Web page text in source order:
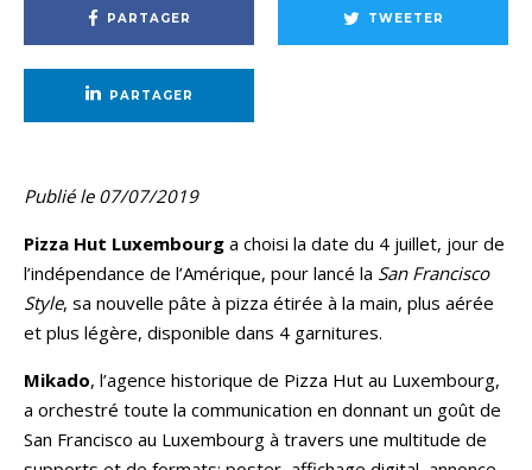
PARTAGER TWEETER
PARTAGER
Publié le 07/07/2019
Pizza Hut Luxembourg a choisi la date du 4 juillet, jour de
l’indépendance de l’Amérique, pour lancé la San Francisco
Style, sa nouvelle pâte à pizza étirée à la main, plus aérée
et plus légère, disponible dans 4 garnitures.
Mikado, l’agence historique de Pizza Hut au Luxembourg,
a orchestré toute la communication en donnant un goût de
San Francisco au Luxembourg à travers une multitude de